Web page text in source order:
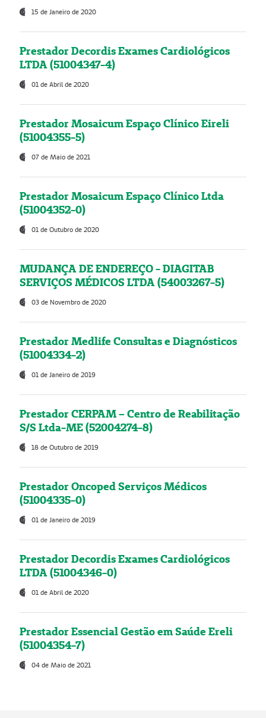
15 de Janeiro de 2020
Prestador Decordis Exames Cardiológicos
LTDA (51004347-4)
01 de Abril de 2020
Prestador Mosaicum Espaço Clínico Eireli
(51004355-5)
07 de Maio de 2021
Prestador Mosaicum Espaço Clínico Ltda
(51004352-0)
01 de Outubro de 2020
MUDANÇA DE ENDEREÇO - DIAGITAB
SERVIÇOS MÉDICOS LTDA (54003267-5)
03 de Novembro de 2020
Prestador Medlife Consultas e Diagnósticos
(51004334-2)
01 de Janeiro de 2019
Prestador CERPAM – Centro de Reabilitação
S/S Ltda-ME (52004274-8)
18 de Outubro de 2019
Prestador Oncoped Serviços Médicos
(51004335-0)
01 de Janeiro de 2019
Prestador Decordis Exames Cardiológicos
LTDA (51004346-0)
01 de Abril de 2020
Prestador Essencial Gestão em Saúde Ereli
(51004354-7)
04 de Maio de 2021